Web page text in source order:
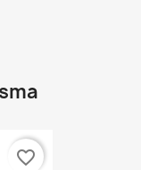
favorite_border